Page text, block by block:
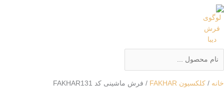
خانه / کلکسیون FAKHAR / فرش ماشینی کد FAKHAR131